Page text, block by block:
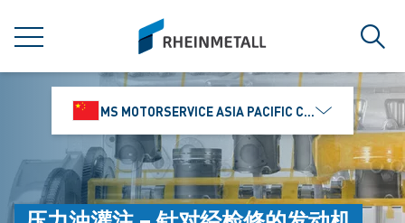
菜单
siteLogo
搜索
MS MOTORSERVICE ASIA PACIFIC CO., LTD.